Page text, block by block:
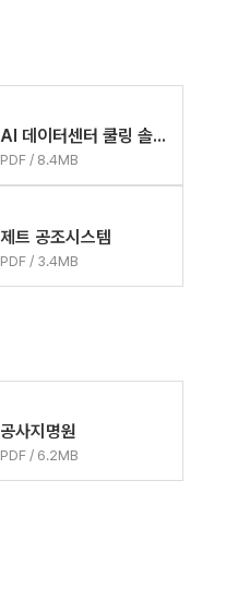
AI 데이터센터 쿨링 솔루션
PDF / 8.4MB
제트 공조시스템
PDF / 3.4MB
공사지명원
PDF / 6.2MB